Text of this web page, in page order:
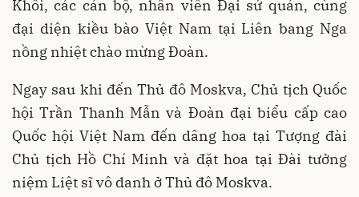
Khôi, các cán bộ, nhân viên Đại sứ quán, cùng
đại diện kiều bào Việt Nam tại Liên bang Nga
nồng nhiệt chào mừng Đoàn.
Ngay sau khi đến Thủ đô Moskva, Chủ tịch Quốc
hội Trần Thanh Mẫn và Đoàn đại biểu cấp cao
Quốc hội Việt Nam đến dâng hoa tại Tượng đài
Chủ tịch Hồ Chí Minh và đặt hoa tại Đài tưởng
niệm Liệt sĩ vô danh ở Thủ đô Moskva.